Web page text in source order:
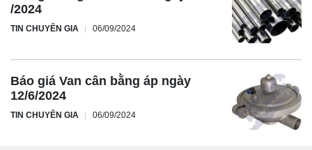
/2024
TIN CHUYÊN GIA 06/09/2024
Báo giá Van cân bằng áp ngày
12/6/2024
TIN CHUYÊN GIA 06/09/2024